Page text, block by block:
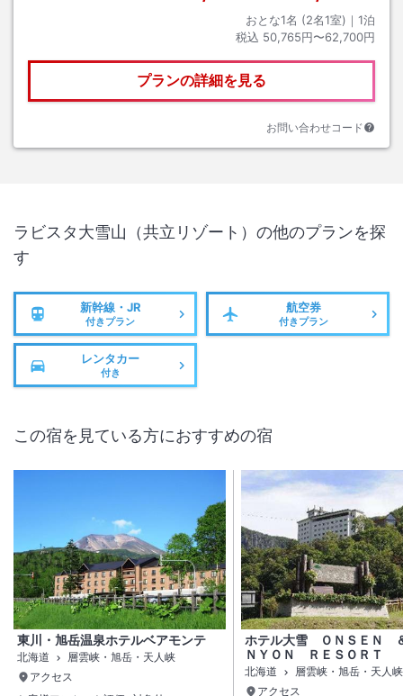
おとな1名 (2名1室)｜ 1泊
税込 50,765円〜62,700円
プランの詳細を見る
お問い合わせコード
ラビスタ大雪山（共立リゾート） の他のプランを探
す
新幹線・JR
付きプラン
航空券
付きプラン
レンタカー
付き
この宿を見ている方におすすめの宿
東川・旭岳温泉ホテルベアモンテ
北海道
層雲峡・旭岳・天人峡
アクセス
ホテル大雪 ＯＮＳＥＮ
ＮＹＯＮ ＲＥＳＯＲＴ
北海道
層雲峡・旭岳・天人峡
アクセス